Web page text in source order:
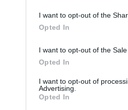
I want to opt-out of the
Opted In
I want to opt-out of the
Opted In
I want to opt-out of
Advertising.
Opted In